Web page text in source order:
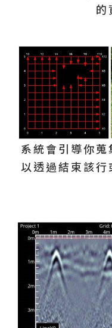
的
系統會引導你
以透過結束該